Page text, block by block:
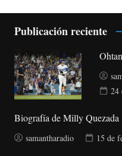
Publicación reciente
24
Biografía de Milly Quezada
samantharadio 15 de